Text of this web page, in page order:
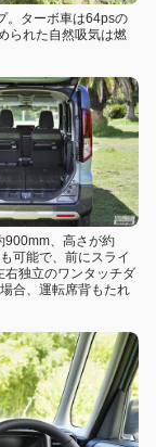
。ターボ車は64psの
られた自然吸気は燃
900mm、高さが約
可能で、前にスライ
右独立のワンタッチダ
合、運転席背もたれ